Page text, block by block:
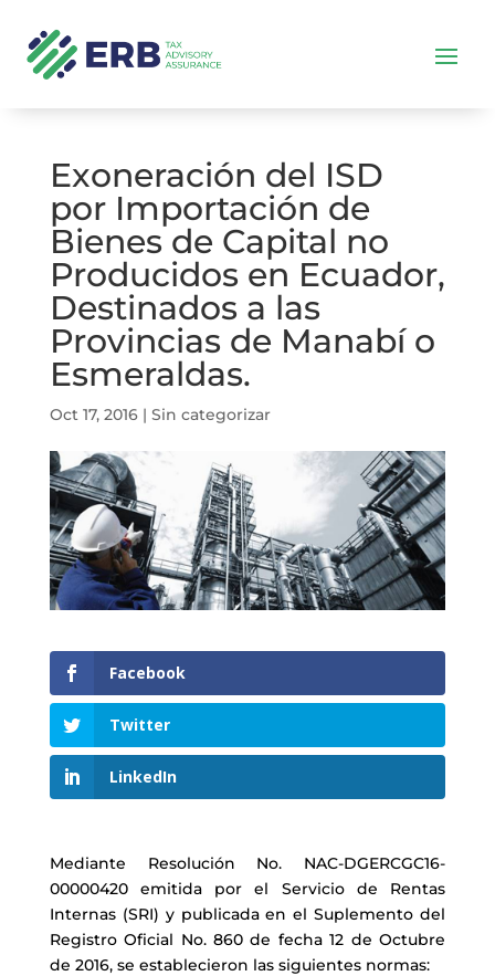
Exoneración del ISD
por Importación de
Bienes de Capital no
Producidos en Ecuador,
Destinados a las
Provincias de Manabí o
Esmeraldas.
Oct 17, 2016| Sin categorizar
Facebook
Twitter
LinkedIn
Mediante Resolución No. NAC-DGERCGC16-
00000420 emitida por el Servicio de Rentas
Internas (SRI) y publicada en el Suplemento del
Registro Oficial No. 860 de fecha 12 de Octubre
de 2016, se establecieron las siguientes normas: